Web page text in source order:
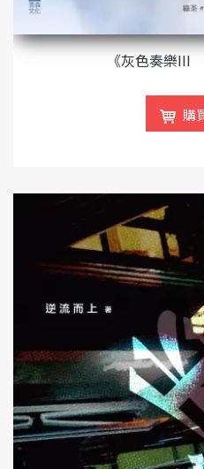
《灰色奏樂III
購